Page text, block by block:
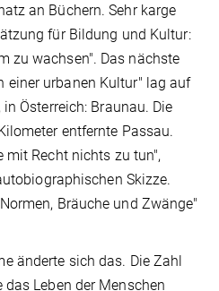
an Büchern. Sehr karge
für Bildung und Kultur:
zu wachsen". Das nächste
einer urbanen Kultur" lag auf
Österreich: Braunau. Die
entfernte Passau.
mit Recht nichts zu tun",
Skizze.
Bräuche und Zwänge"
änderte sich das. Die Zahl
Leben der Menschen